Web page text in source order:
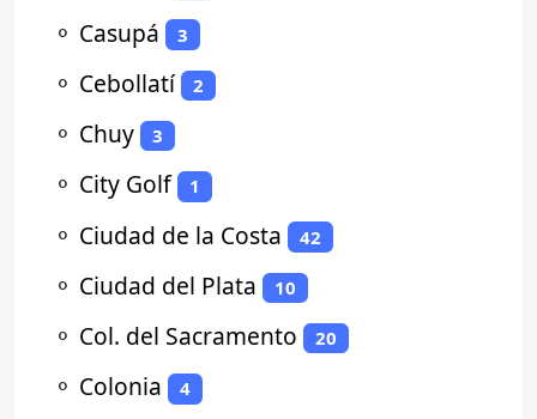
⚬ Casupá 3
⚬ Cebollatí 2
⚬ Chuy 3
⚬ City Golf 1
⚬ Ciudad de la Costa 42
⚬ Ciudad del Plata 10
⚬ Col. del Sacramento 20
⚬ Colonia 4